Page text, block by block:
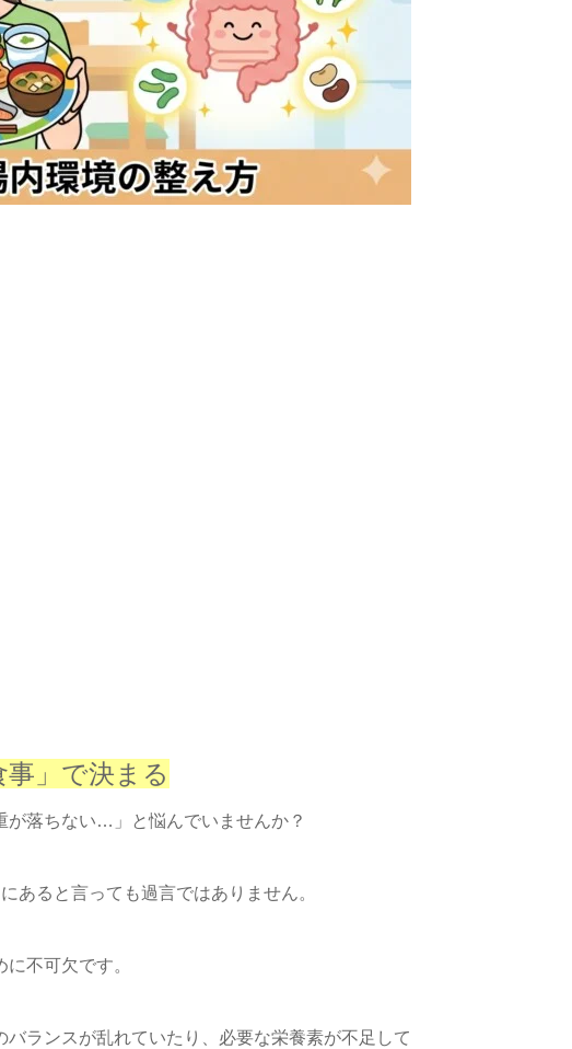
」で決まる
が落ちない…」と悩んでいませんか？
あると言っても過言ではありません。
不可欠です。
ランスが乱れていたり、必要な栄養素が不足して